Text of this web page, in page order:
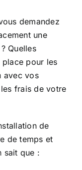
demandez
une
Quelles
place pour les
avec vos
frais de votre
de
de temps et
sait que :